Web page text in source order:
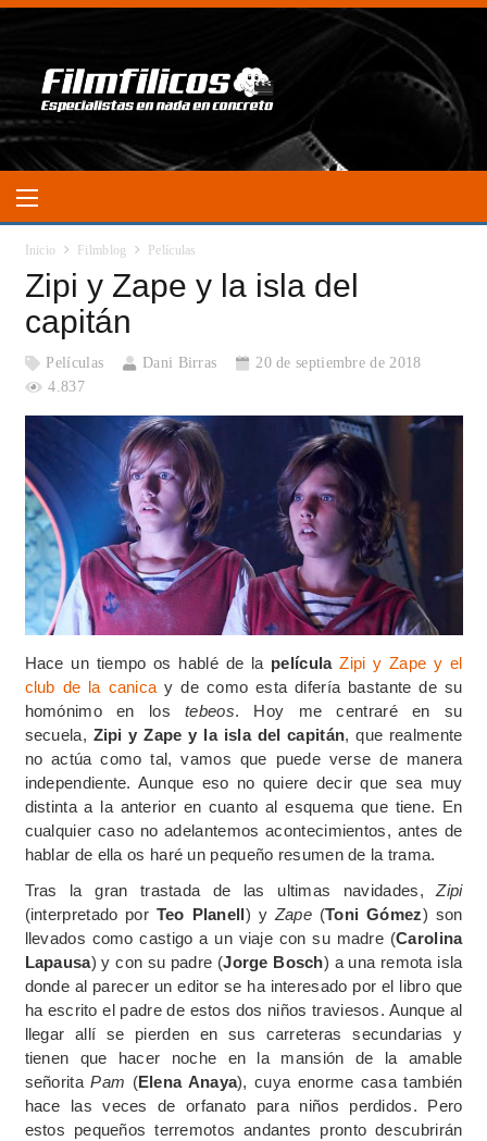
Inicio Filmblog Películas
Zipi y Zape y la isla del
capitán
Películas Dani Birras
20 de septiembre de 2018
4.837
Hace un tiempo os hablé de la película Zipi y Zape y el
club de la canica y de como esta difería bastante de su
homónimo en lostebeos. Hoy me centraré en su
secuela, Zipi y Zape y la isla del capitán, que realmente
no actúa como tal, vamos que puede verse de manera
independiente. Aunque eso no quiere decir que sea muy
distinta a la anterior en cuanto al esquema que tiene. En
cualquier caso no adelantemos acontecimientos, antes de
hablar de ella os haré un pequeño resumen de la trama.
Tras la gran trastada de las ultimas navidades,Zipi
(interpretado por Teo Planell) y Zape(Toni Gómez) son
llevados como castigo a un viaje con su madre (Carolina
Lapausa) y con su padre (Jorge Bosch) a una remota isla
donde al parecer un editor se ha interesado por el libro que
ha escrito el padre de estos dos niños traviesos. Aunque al
llegar allí se pierden en sus carreteras secundarias y
tienen que hacer noche en la mansión de la amable
señoritaPam (Elena Anaya), cuya enorme casa también
hace las veces de orfanato para niños perdidos. Pero
estos pequeños terremotos andantes pronto descubrirán